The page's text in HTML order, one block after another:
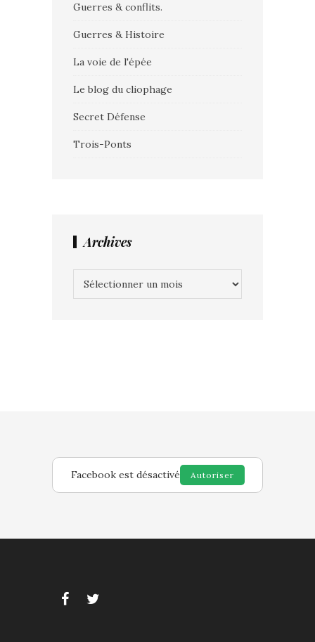
Guerres & conflits.
Guerres & Histoire
La voie de l'épée
Le blog du cliophage
Secret Défense
Trois-Ponts
Archives
Facebook est désactivé Autoriser